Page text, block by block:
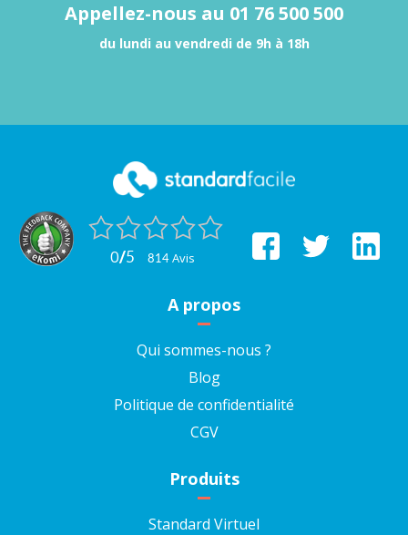
Appellez-nous au 01 76 500 500
du lundi au vendredi de 9h à 18h
0/5 814 avis
A propos
Qui sommes-nous ?
Blog
Politique de confidentialité
CGV
Produits
Standard Virtuel